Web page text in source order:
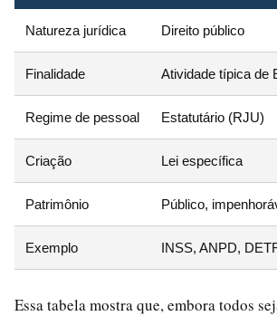
Natureza jurídica Direito público
Finalidade Atividade típica de
Regime de pessoal Estatutário (RJU)
Criação Lei específica
Patrimônio Público,
Exemplo INSS, ANPD,
Essa tabela mostra que, embora todos